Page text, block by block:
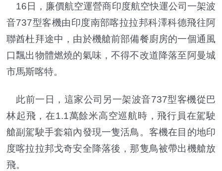
16日，廉價航空運營商印度航空快運公司一架波
音737型客機由印度南部喀拉拉邦科澤科德飛往阿
聯酋杜拜途中，由於機艙前部備餐廚房的一個通風
口飄出物體燃燒的氣味，不得不改道降落至阿曼城
市馬斯喀特。
此前一日，這家公司另一架波音737型客機從巴
林起飛，在1.1萬餘米高空巡航時，飛行員在駕駛
艙副駕駛手套箱內發現一隻活鳥。客機在目的地印
度喀拉拉邦戈奇安全降落後，那隻鳥被帶出機艙放
飛。